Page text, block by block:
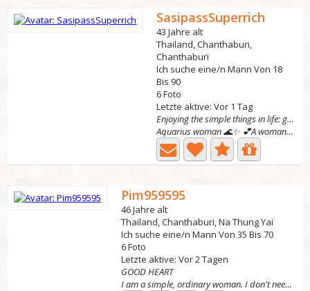
SasipassSuperrich
43 Jahre alt
Thailand, Chanthaburi,
Chanthaburi
Ich suche eine/n Mann Von 18
Bis 90
6 Foto
Letzte aktive: Vor 1 Tag
Enjoying the simple things in life: good coffee,
Aquarius woman 🌊✨ 💕A woman of substance looking for a...
Pim959595
46 Jahre alt
Thailand, Chanthaburi, Na Thung Yai
Ich suche eine/n Mann Von 35 Bis 70
6 Foto
Letzte aktive: Vor 2 Tagen
GOOD HEART
I am a simple, ordinary woman. I don't need money but I...